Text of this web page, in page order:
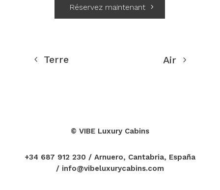
Réservez maintenant
Terre Air
© VIBE Luxury Cabins
+34 687 912 230 / Arnuero, Cantabria, España
/ info@vibeluxurycabins.com